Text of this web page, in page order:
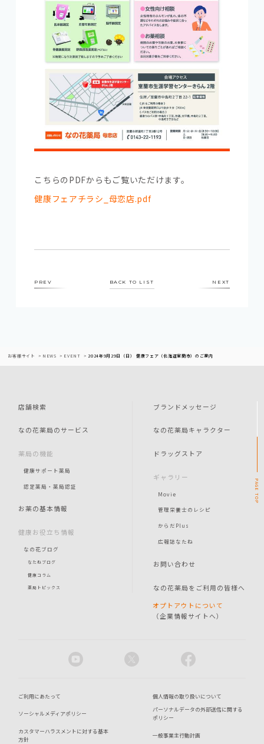
こちらのPDFからもご覧いただけます。
健康フェアチラシ_母恋店.pdf
PREV BACK TO LIST NEXT
お客様サイト NEWS EVENT 2024年9月29日（日） 健康フェア（北海道室蘭市）のご案内
店舗検索
なの花薬局のサービス
薬局の機能
健康サポート薬局
認定薬局・薬局認証
お薬の基本情報
健康お役立ち情報
なの花ブログ
なたねブログ
健康コラム
薬局トピックス
ブランドメッセージ
なの花薬局キャラクター
ドラッグストア
ギャラリー
Movie
管理栄養士のレシピ
からだPlus
広報誌なたね
お問い合わせ
なの花薬局をご利用の皆様へ
オプトアウトについて
（企業情報サイトへ）
ご利用にあたって 個人情報の取り扱いについて
ソーシャルメディアポリシー
パーソナルデータの外部送信に関する
ポリシー
カスタマーハラスメントに対する基本
方針
一般事業主行動計画
PAGE
TOP